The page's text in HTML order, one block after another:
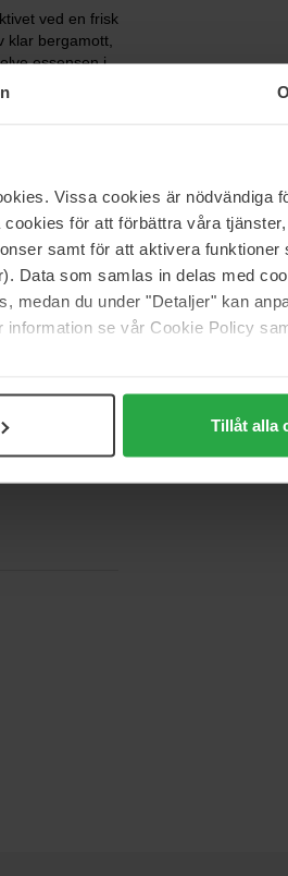
Vissa cookies är nödvändiga
för att förbättra våra
samt för att aktivera funktioner
Data som samlas in delas med
medan du under "Detaljer" kan
se vår Cookie Policy
Tillåt alla
ved en frisk
bergamott,
essensen i
grønne
men likevel
og
i
for seg
som
kodene til
infusions de
kombinert med